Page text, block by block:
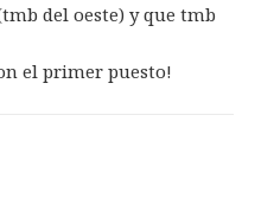
del oeste) y que tmb
el primer puesto!